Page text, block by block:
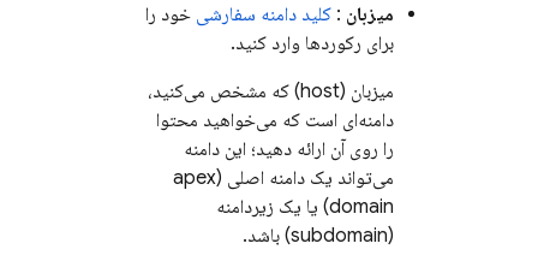
میزبان :کلید دامنه سفارشی خود را
برای رکوردها وارد کنید.
میزبان (host) که مشخص می‌کنید،
دامنه‌ای است که می‌خواهید محتوا
را روی آن ارائه دهید؛ این دامنه
می‌تواند یک دامنه اصلی (apex
domain) یا یک زیردامنه
(subdomain) باشد.